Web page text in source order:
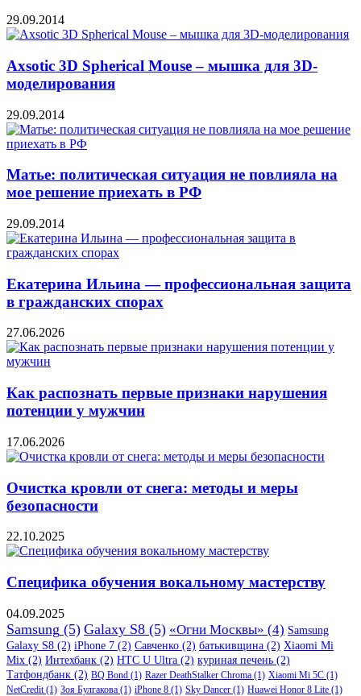
29.09.2014
Axsotic 3D Spherical Mouse – мышка для 3D-
моделирования
29.09.2014
Матье: политическая ситуация не повлияла на
мое решение приехать в РФ
29.09.2014
Екатерина Ильина — профессиональная защита
в гражданских спорах
27.06.2026
Как распознать первые признаки нарушения
потенции у мужчин
17.06.2026
Очистка кровли от снега: методы и меры
безопасности
22.10.2025
Специфика обучения вокальному мастерству
04.09.2025
Samsung (5) Galaxy S8 (5) «Огни Москвы» (4) Samsung
Galaxy S8 (2) iPhone 7 (2) Савченко (2) батькивщина (2) Xiaomi Mi
Mix (2) Интехбанк (2) HTC U Ultra (2) куриная печень (2)
Татфондбанк (2) BQ Bond (1) Razer DeathStalker Chroma (1) Xiaomi Mi 5C (1)
NetCredit (1) Зоя Булгакова (1) iPhone 8 (1) Sky Dancer (1) Huawei Honor 8 Lite (1)